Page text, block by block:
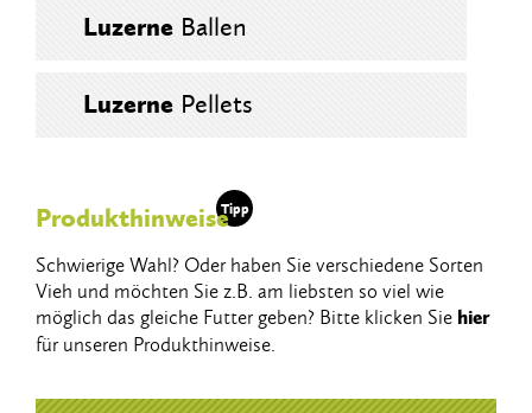
Luzerne Ballen
Luzerne Pellets
ProdukthinweiseTipp
Schwierige Wahl? Oder haben Sie verschiedene Sorten
Vieh und möchten Sie z.B. am liebsten so viel wie
möglich das gleiche Futter geben? Bitte klicken Sie hier
für unseren Produkthinweise.